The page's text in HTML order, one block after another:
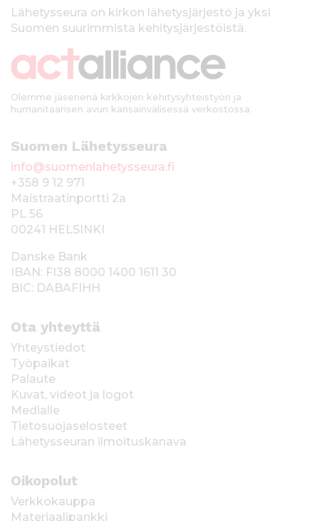
kLähetysseura on kirkon lähetysjärjestö ja yksi
Suomen suurimmista kehitysjärjestöistä.
Olemme jäsenenä kirkkojen kehitysyhteistyön ja
humanitaarisen avun kansainvälisessä verkostossa.
Suomen Lähetysseura
info@suomenlahetysseura.fi
+358 9 12 971
Maistraatinportti 2a
PL 56
00241 HELSINKI
Danske Bank
IBAN: FI38 8000 1400 1611 30
BIC: DABAFIHH
Ota yhteyttä
Yhteystiedot
Työpaikat
Palaute
Kuvat, videot ja logot
Medialle
Tietosuojaselosteet
Lähetysseuran ilmoituskanava
Oikopolut
Verkkokauppa
Materiaalipankki